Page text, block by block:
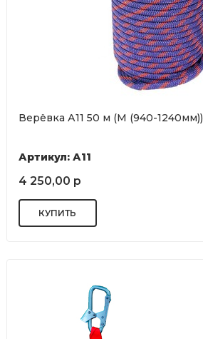
Верёвка А11 50 м (М (940-1240мм))
Артикул: А11
4 250,00 р